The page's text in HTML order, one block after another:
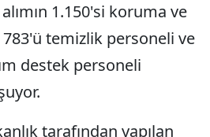
1.150'si koruma ve
temizlik personeli ve
destek personeli
tarafından yapılan